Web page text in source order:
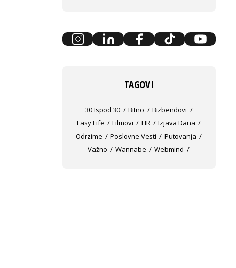
TAGOVI
30 Ispod 30 Bitno
Bizbendovi
Easy Life
Filmovi HR
Izjava Dana
Odrzime
Poslovne Vesti
Putovanja
Važno
Wannabe Webmind